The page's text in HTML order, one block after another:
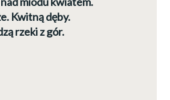
Kwitną dęby.
rzeki z gór.